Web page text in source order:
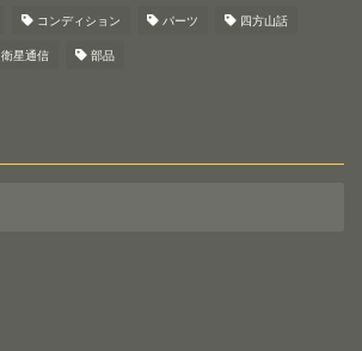
コンディション パーツ 四方山話
衛星通信 部品